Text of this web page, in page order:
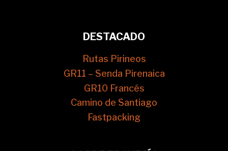
DESTACADO
Rutas Pirineos
GR11 – Senda Pirenaica
GR10 Francés
Camino de Santiago
Fastpacking